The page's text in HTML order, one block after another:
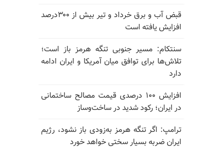
قبض آب و برق خرداد و تیر بیش از ۳۰۰درصد
افزایش یافته است
سنتکام: مسیر جنوبی تنگه هرمز باز است؛
تلاش‌ها برای توافق میان آمریکا و ایران ادامه
دارد
افزایش ۱۰۰ درصدی قیمت مصالح ساختمانی
در ایران؛ رکود شدید در ساخت‌وساز
ترامپ: اگر تنگه هرمز به‌زودی باز نشود، رژیم
ایران ضربه بسیار سختی خواهد خورد